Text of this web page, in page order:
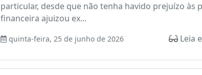
particular, desde que não tenha havido prejuízo às
financeira ajuizou ex...
quinta-feira, 25 de junho de 2026 Leia